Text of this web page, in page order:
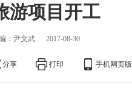
游项目开工
：尹文武 2017-08-30
分享 打印 手机网页版